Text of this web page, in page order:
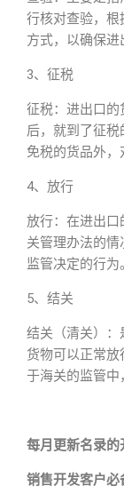
行核对查验，根
方式，以确保进
3、征税
征税：进出口的
后，就到了征税
免税的货品外，
4、放行
放行：在进出口
关管理办法的
监管决定的行为。
5、结关
结关（清关）：
货物可以正常
于海关的监管中
每月更新名录的
销售开发客户必